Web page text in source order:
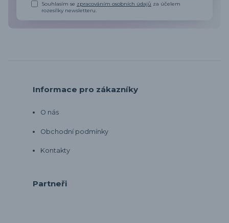
Souhlasím se zpracováním osobních údajů za účelem
rozesílky newsletteru.
Informace pro zákazníky
O nás
Obchodní podmínky
Kontakty
Partneři